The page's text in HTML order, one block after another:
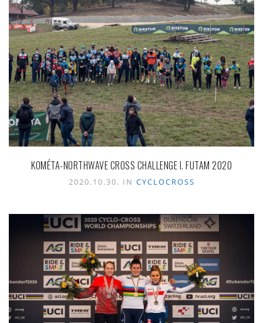
KOMÉTA-NORTHWAVE CROSS CHALLENGE I. FUTAM 2020
2020.10.30. IN CYCLOCROSS